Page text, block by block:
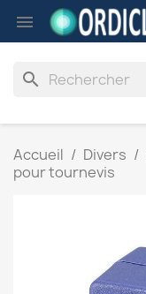

search
Accueil Divers
pour tournevis